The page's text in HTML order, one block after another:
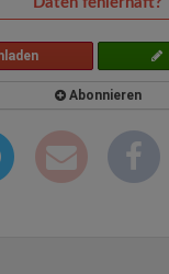
Abonnieren